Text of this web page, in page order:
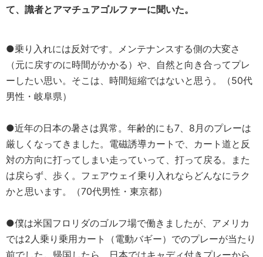
て、識者とアマチュアゴルファーに聞いた。
●乗り入れには反対です。メンテナンスする側の大変さ
（元に戻すのに時間がかかる）や、自然と向き合ってプレ
ーしたい思い。そこは、時間短縮ではないと思う。（50代
男性・岐阜県）
●近年の日本の暑さは異常。年齢的にも7、8月のプレーは
厳しくなってきました。電磁誘導カートで、カート道と反
対の方向に打ってしまい走っていって、打って戻る。また
は戻らず、歩く。フェアウェイ乗り入れならどんなにラク
かと思います。（70代男性・東京都）
●僕は米国フロリダのゴルフ場で働きましたが、アメリカ
では2人乗り乗用カート（電動バギー）でのプレーが当たり
前でした。帰国したら、日本ではキャディ付きプレーから